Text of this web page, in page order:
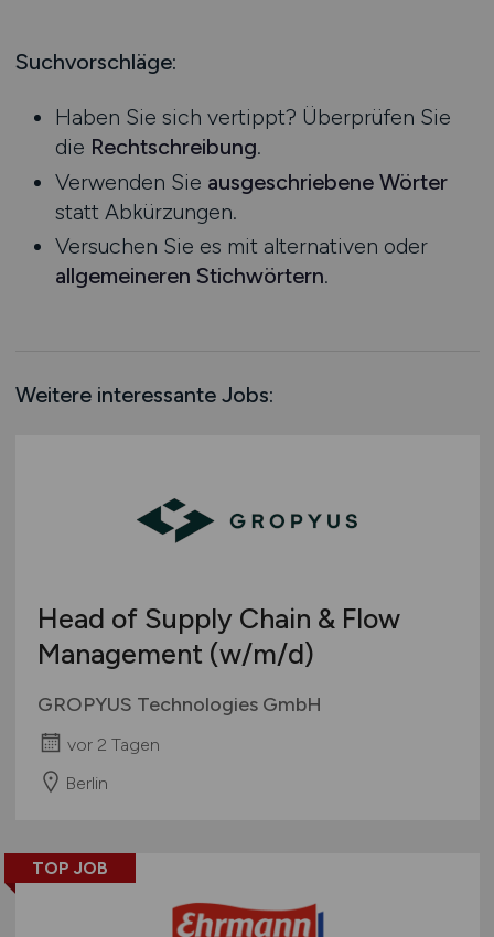
Schienen- / Straßen- / Luft- / Seefracht
Supply Chain Management
Vertrieb / Verkauf / Handel
Zoll / Behörden
Sonstige
Mecklenburg-Vorpommern
Nordrhein-Westfalen
Rheinland-Pfalz
Saarland
Sachsen
Sachsen-Anhalt
Schleswig-Holstein
Schweiz
Suchvorschläge:
Haben Sie sich vertippt? Überprüfen Sie
die Rechtschreibung.
Verwenden Sie ausgeschriebene Wörter
statt Abkürzungen.
Versuchen Sie es mit alternativen oder
allgemeineren Stichwörtern.
Weitere interessante Jobs:
Head of Supply Chain & Flow
Management (w/m/d)
GROPYUS Technologies GmbH
vor 2 Tagen
Berlin
TOP JOB